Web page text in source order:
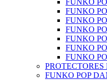
FUNKO
FUNKO
FUNKO
FUNKO
FUNKO
FUNKO
FUNKO
PROTECTORES
FUNKO POP